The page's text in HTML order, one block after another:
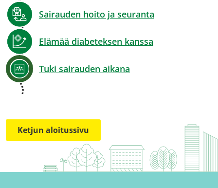
Sairauden hoito ja seuranta
Elämää diabeteksen kanssa
Tuki sairauden aikana
Ketjun aloitussivu